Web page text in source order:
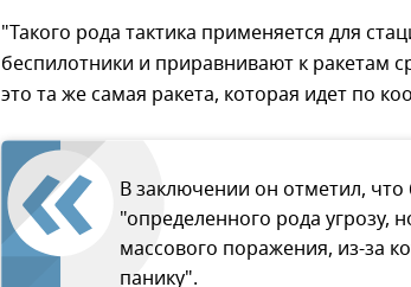
"Такого рода тактика применяется для
беспилотники и приравнивают к ракетам
это та же самая ракета, которая идет по
В заключении он отметил, что
"определенного рода угрозу,
массового поражения, из-за
панику".